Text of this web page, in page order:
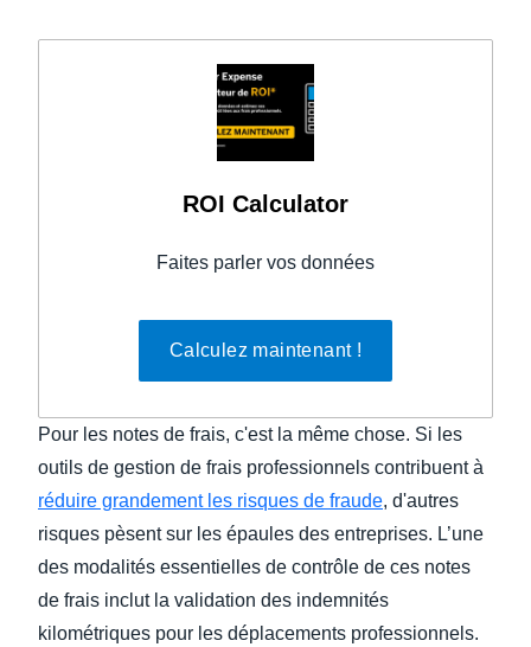
ROI Calculator
Faites parler vos données
Calculez maintenant !
Pour les notes de frais, c'est la même chose. Si les
outils de gestion de frais professionnels contribuent à
réduire grandement les risques de fraude, d'autres
risques pèsent sur les épaules des entreprises. L’une
des modalités essentielles de contrôle de ces notes
de frais inclut la validation des indemnités
kilométriques pour les déplacements professionnels.